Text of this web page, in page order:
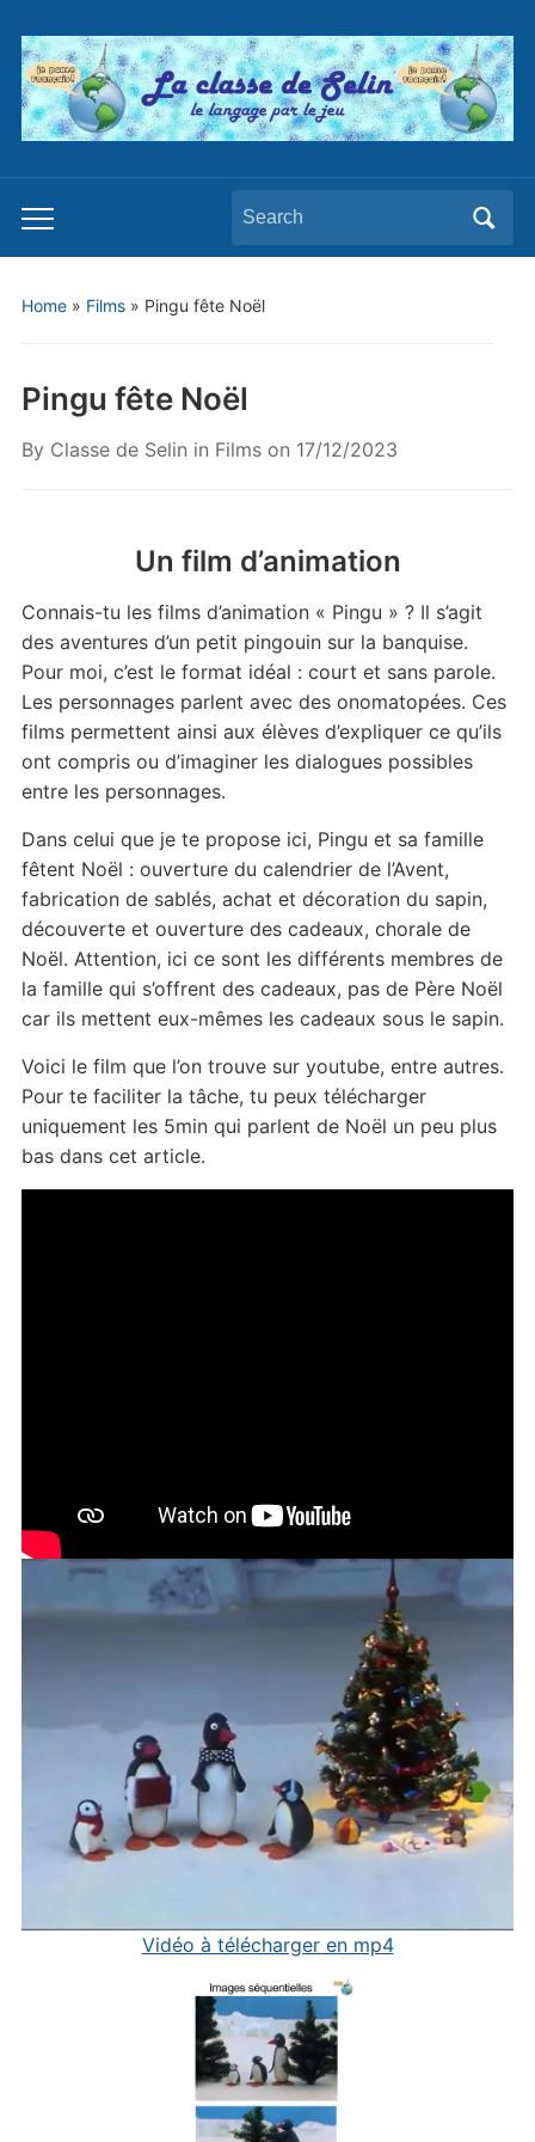
Toggle
mobile
Search
for:
Home» Films» Pingu fête Noël
Pingu fête Noël
By Classe de Selin in Filmson 17/12/2023
Un film d’animation
Connais-tu les films d’animation « Pingu » ? Il s’agit
des aventures d’un petit pingouin sur la banquise.
Pour moi, c’est le format idéal : court et sans parole.
Les personnages parlent avec des onomatopées. Ces
films permettent ainsi aux élèves d’expliquer ce qu’ils
ont compris ou d’imaginer les dialogues possibles
entre les personnages.
Dans celui que je te propose ici, Pingu et sa famille
fêtent Noël : ouverture du calendrier de l’Avent,
fabrication de sablés, achat et décoration du sapin,
découverte et ouverture des cadeaux, chorale de
Noël. Attention, ici ce sont les différents membres de
la famille qui s’offrent des cadeaux, pas de Père Noël
car ils mettent eux-mêmes les cadeaux sous le sapin.
Voici le film que l’on trouve sur youtube, entre autres.
Pour te faciliter la tâche, tu peux télécharger
uniquement les 5min qui parlent de Noël un peu plus
bas dans cet article.
Vidéo à télécharger en mp4